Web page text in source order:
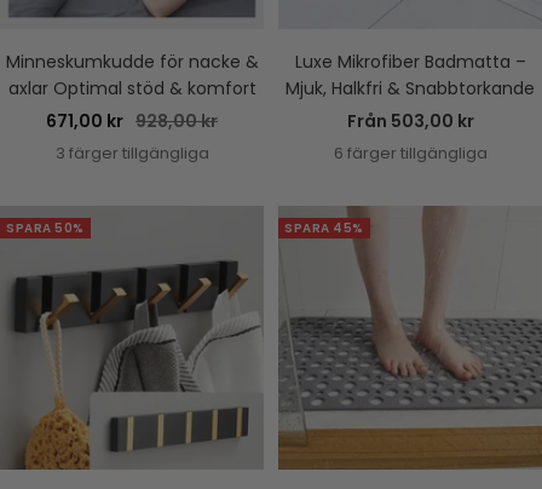
Minneskumkudde för nacke &
axlar Optimal stöd & komfort
Rea-
pris
671,00 kr Pris
928,00 kr
3 färger tillgängliga
Luxe Mikrofiber Badmatta –
Mjuk, Halkfri & Snabbtorkande
Rea-
pris
Från 503,00 kr
6 färger tillgängliga
SPARA 50% SPARA 45%